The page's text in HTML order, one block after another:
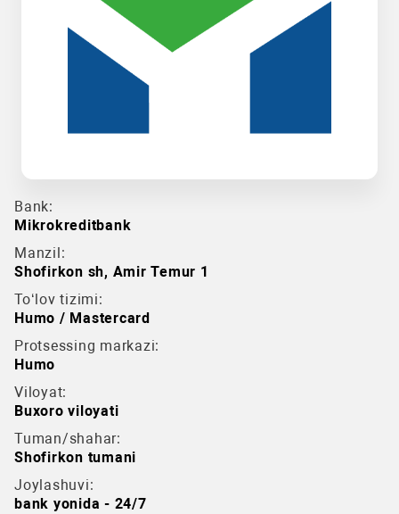
Bank:
Mikrokreditbank
Manzil:
Shofirkon sh, Amir Temur 1
To‘lov tizimi:
Humo / Mastercard
Protsessing markazi:
Humo
Viloyat:
Buxoro viloyati
Tuman/shahar:
Shofirkon tumani
Joylashuvi:
bank yonida - 24/7